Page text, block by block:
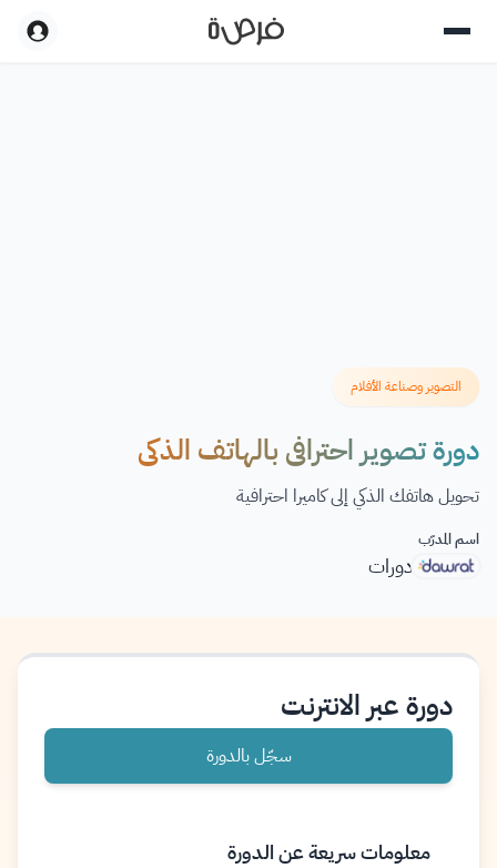
التصوير وصناعة الأفلام
دورة تصوير احترافي بالهاتف الذكي
تحويل هاتفك الذكي إلى كاميرا احترافية
اسم المدرّب
دورات
دورة عبر الانترنت
سجّل بالدورة
معلومات سريعة عن الدورة